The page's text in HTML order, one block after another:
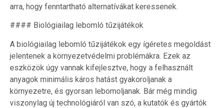
arra, hogy fenntartható alternatívákat keressenek.
#### Biológiailag lebomló tűzijátékok
A biológiailag lebomló tűzijátékok egy ígéretes megoldást
jelentenek a környezetvédelmi problémákra. Ezek az
eszközök úgy vannak kifejlesztve, hogy a felhasznált
anyagok minimális káros hatást gyakoroljanak a
környezetre, és gyorsan lebomoljanak. Bár még mindig
viszonylag új technológiáról van szó, a kutatók és gyártók